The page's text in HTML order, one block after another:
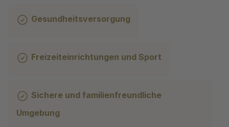
Gesundheitsversorgung
Freizeiteinrichtungen und Sport
Sichere und familienfreundliche
Umgebung